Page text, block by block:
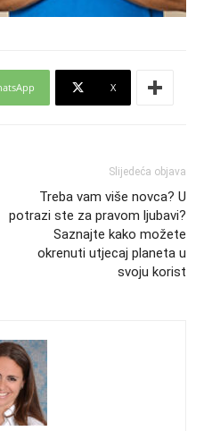
X
Slijedeća objava
Treba vam više novca? U
potrazi ste za pravom ljubavi?
Saznajte kako možete
okrenuti utjecaj planeta u
svoju korist